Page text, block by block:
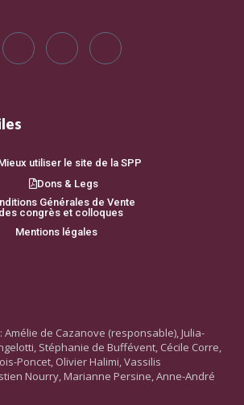
utiliser le site de la SPP
Dons & Legs
Générales de Vente
des congrès et colloques
Mentions légales
: Amélie de Cazanove (responsable), Julia-
Stéphanie de Buffévent, Cécile Corre,
Poncet, Olivier Halimi, Vassilis
Nourry, Marianne Persine, Anne-André